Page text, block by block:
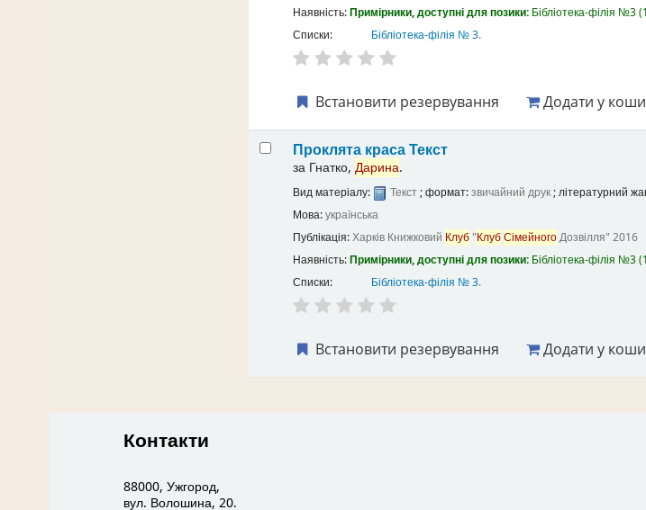
Наявність:Примірники, доступні для позики: Бібліотека-філія №3
Списки:
Бібліотека-філія № 3.
Встановити резервування Додати у
Проклята красаТекст
за Гнатко, Дарина.
Вид матеріалу: Текст; формат:звичайний друк; літературний
Мова:українська
Публікація:Харків Книжковий Клуб"КлубСімейногоДозвілля" 2016
Наявність:Примірники, доступні для позики: Бібліотека-філія №3
Списки:
Бібліотека-філія № 3.
Встановити резервування Додати у
Контакти
88000, Ужгород,
вул. Волошина, 20.